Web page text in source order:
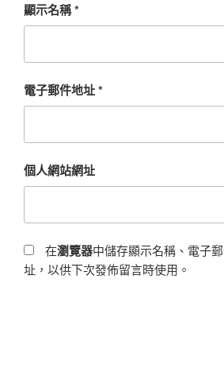
顯示名稱*
電子郵件地址*
個人網站網址
在瀏覽器中儲存顯示名稱、電子
址，以供下次發佈留言時使用。